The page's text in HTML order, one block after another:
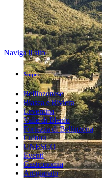
Naviga il sito
Scopri
Bellinzonese
Biasca e Riviera
Leventina
Valle di Blenio
Fortezza di Bellinzona
Cultura
UNESCO
Eventi
Gastronomia
Artigianato